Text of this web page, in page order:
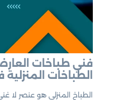
فني طباخات
الطباخات
الطباخ المنزلي هو عنصر